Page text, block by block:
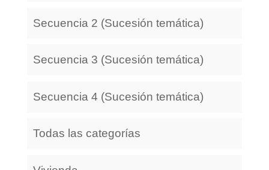
Secuencia 2 (Sucesión temática)
Secuencia 3 (Sucesión temática)
Secuencia 4 (Sucesión temática)
Todas las categorías